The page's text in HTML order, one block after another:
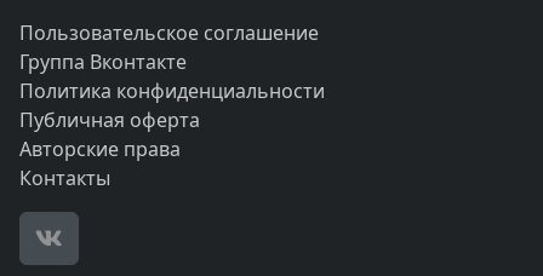
Пользовательское соглашение
Группа Вконтакте
Политика конфиденциальности
Публичная оферта
Авторские права
Контакты